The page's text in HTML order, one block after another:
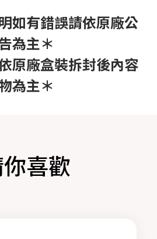
如有錯誤請依原廠公
為主＊
原廠盒裝拆封後內容
為主＊
喜歡